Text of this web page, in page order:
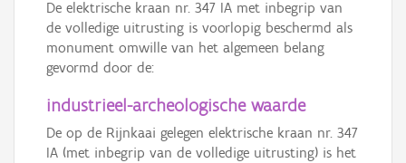
De elektrische kraan nr. 347 IA met inbegrip van
de volledige uitrusting is voorlopig beschermd als
monument omwille van het algemeen belang
gevormd door de:
industrieel-archeologische waarde
De op de Rijnkaai gelegen elektrische kraan nr. 347
IA (met inbegrip van de volledige uitrusting) is het